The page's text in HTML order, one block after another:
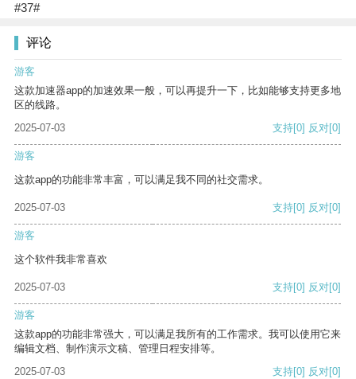
#37#
评论
游客
这款加速器app的加速效果一般，可以再提升一下，比如能够支持更多地
区的线路。
2025-07-03
支持[0] 反对[0]
游客
这款app的功能非常丰富，可以满足我不同的社交需求。
2025-07-03 支持[0] 反对[0]
游客
这个软件我非常喜欢
2025-07-03 支持[0] 反对[0]
游客
这款app的功能非常强大，可以满足我所有的工作需求。我可以使用它来
编辑文档、制作演示文稿、管理日程安排等。
2025-07-03
支持[0] 反对[0]